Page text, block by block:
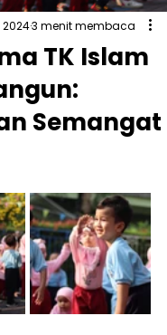
TK Islam
Semangat
20243 menit membaca